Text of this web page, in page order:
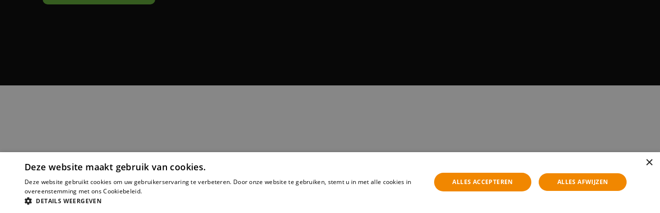
×
Deze website maakt gebruik van cookies.
Deze website gebruikt cookies om uw gebruikerservaring te verbeteren. Door onze website te gebruiken, stemt u in met alle cookies in
overeenstemming met ons Cookiebeleid.
DETAILS WEERGEVEN
ALLES ACCEPTEREN ALLES AFWIJZEN